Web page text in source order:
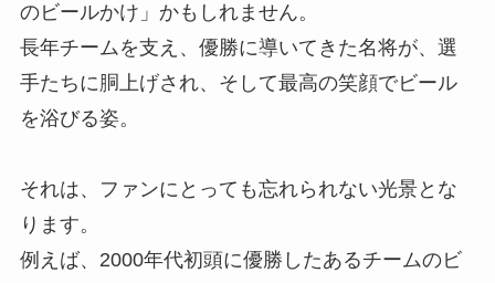
のビールかけ」かもしれません。
長年チームを支え、優勝に導いてきた名将が、選
手たちに胴上げされ、そして最高の笑顔でビール
を浴びる姿。
それは、ファンにとっても忘れられない光景とな
ります。
例えば、2000年代初頭に優勝したあるチームのビ